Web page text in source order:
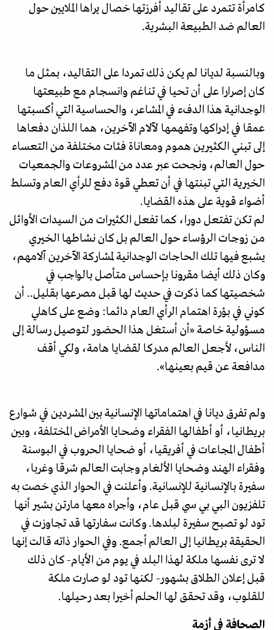
كامرأة تتمرد على تقاليد أفرزتها خصال يراها الملايين حول
العالم ضد الطبيعة البشرية.
وبالنسبة لديانا لم يكن ذلك تمردا على التقاليد، بمثل ما
کان إصرارا على أن تحيا في تناغم وانسجام مع طبيعتها
الوجدانية هذا الدفء في المشاعر، والحساسية التي أكسبتها
عمقا في إدراكها وتفهمها لآلام الآخرين، هما اللذان دفعاها
إلى تبني الكثيرين هموم ومعاناة فئات مختلفة من التعساء
حول العالم، ونجحت عبر عدد من المشروعات والجمعيات
الخيرية التي تبنتها في أن تعطي قوة دفع للرأي العام وتسلط
أضواء قوية على هذه القضايا.
لم تكن تفتعل دورا، كما تفعل الكثيرات من السيدات الأوائل
من زوجات الرؤساء حول العالم بل كان نشاطها الخيري
يشبع فيها تلك الحاجات الوجدانية لمشاركة الآخرين آلامهم،
وكان ذلك أيضا مقرونا بإحساس متأصل بالواجب في
شخصيتها كما ذكرت في حديث لها قبل مصرعها بقليل.. أن
كوني في بؤرة اهتمام الرأي العام دائما: وضع على كاهلي
مسؤولية خاصة «أن أستغل هذا الحضور لتوصيل رسالة إلى
الناس، لأجعل العالم مدركا لقضايا هامة، ولكي أقف
مدافعة عن قيم بعينها».
ولم تفرق ديانا في اهتماماتها الإنسانية بين المشردين في شوارع
بريطانيا، أو أطفالها الفقراء وضحايا الأمراض المختلفة، وبين
أطفال المجاعات في أفريقيا، أو ضحايا الحروب في البوسنة
وفقراء الهند وضحايا الألغام وجابت العالم شرقا وغربا،
سفيرة بالإنسانية للإنسانية. وأعلنت في الحوار الذي خصت به
تلفزيون البي بي سي قبل عام، وأجراه معها مارتن بشير أنها
تود لو تصبح سفيرة لبلدها. وكانت سفارتها قد تجاوزت في
الحقيقة بريطانيا إلى العالم أجمع. وفي الحوار ذاته قالت إنها
لا ترى نفسها ملكة لهذا البلد في يوم من الأيام- كان ذلك
قبل إعلان الطلاق بشهور- لكنها تود لو صارت ملكة
للقلوب، وقد تحقق لها الحلم أخيرا بعد رحيلها.
الصحافة في أزمة